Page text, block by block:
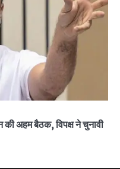
अहम बैठक, विपक्ष ने चुनावी